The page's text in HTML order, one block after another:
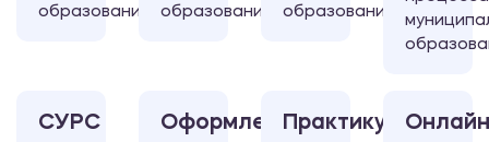
образования
образования
образования
СУРС
ОформлениеПрактикум